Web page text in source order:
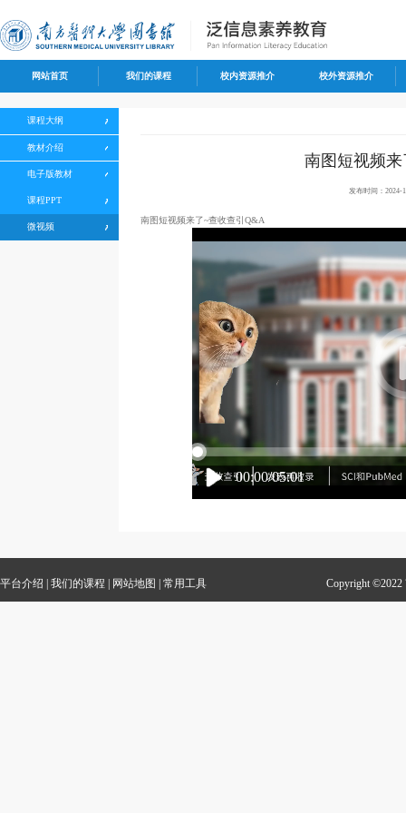
网站首页 我们的课程 校内资源推介 校外资源推介
课程大纲
教材介绍
电子版教材
课程PPT
微视频
南图短视频
发布时间：2024-
南图短视频来了~查收查引Q&A
00:00/05:01
平台介绍 | 我们的课程 | 网站地图 | 常用工具 Copyright